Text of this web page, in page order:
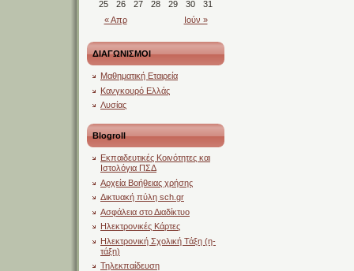
« Απρ Ιούν »
25
26 27 28 29 30 31
ΔΙΑΓΩΝΙΣΜΟΙ
Μαθηματική Εταιρεία
Κανγκουρό Ελλάς
Λυσίας
Blogroll
Εκπαιδευτικές Κοινότητες και
Ιστολόγια ΠΣΔ
Αρχεία Βοήθειας χρήσης
Δικτυακή πύλη sch.gr
Ασφάλεια στο Διαδίκτυο
Ηλεκτρονικές Κάρτες
Ηλεκτρονική Σχολική Τάξη (η-
τάξη)
Τηλεκπαίδευση